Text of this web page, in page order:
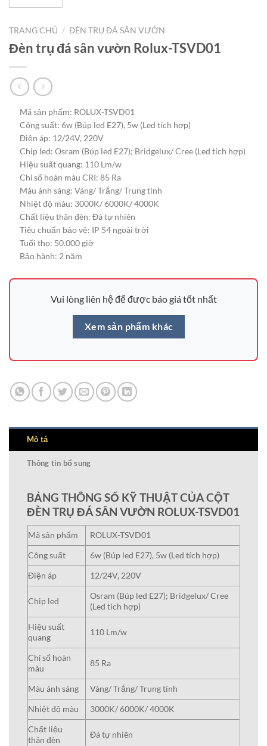
TRANG CHỦ / ĐÈN TRỤ ĐÁ SÂN VƯỜN
Đèn trụ đá sân vườn Rolux-TSVD01
Mã sản phẩm: ROLUX-TSVD01
Công suất: 6w (Búp led E27), 5w (Led tích hợp)
Điện áp: 12/24V, 220V
Chip led: Osram (Búp led E27); Bridgelux/ Cree (Led tích hợp)
Hiệu suất quang: 110 Lm/w
Chỉ số hoàn màu CRI: 85 Ra
Màu ánh sáng: Vàng/ Trắng/ Trung tính
Nhiệt độ màu: 3000K/ 6000K/ 4000K
Chất liệu thân đèn: Đá tự nhiên
Tiêu chuẩn bảo vệ: IP 54 ngoài trời
Tuổi thọ: 50.000 giờ
Bảo hành: 2 năm
Vui lòng liên hệ để được báo giá tốt nhất
Xem sản phẩm khác
Mô tả
Thông tin bổ sung
BẢNG THÔNG SỐ KỸ THUẬT CỦA CỘT
ĐÈN TRỤ ĐÁ SÂN VƯỜN ROLUX-TSVD01
Mã sản phẩm
ROLUX-TSVD01
Công suất
6w (Búp led E27), 5w (Led tích hợp)
Điện áp
12/24V, 220V
Chip led
Osram (Búp led E27); Bridgelux/ Cree
(Led tích hợp)
Hiệu suất
quang
110 Lm/w
Chỉ số hoàn
màu
85 Ra
Màu ánh sáng
Vàng/ Trắng/ Trung tính
Nhiệt độ màu
3000K/ 6000K/ 4000K
Chất liệu
thân đèn
Đá tự nhiên